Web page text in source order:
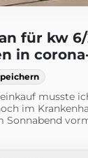
für kw
in
musste
im
Sonnabend